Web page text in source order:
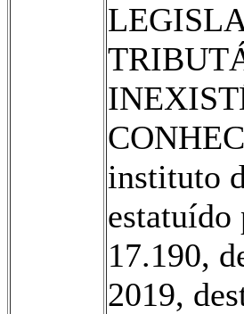
instituto
estatuído
17.190,
2019,